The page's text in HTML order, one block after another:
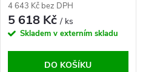
4 643 Kč bez DPH
5 618 Kč/ ks
Skladem v externím skladu
DO KOŠÍKU